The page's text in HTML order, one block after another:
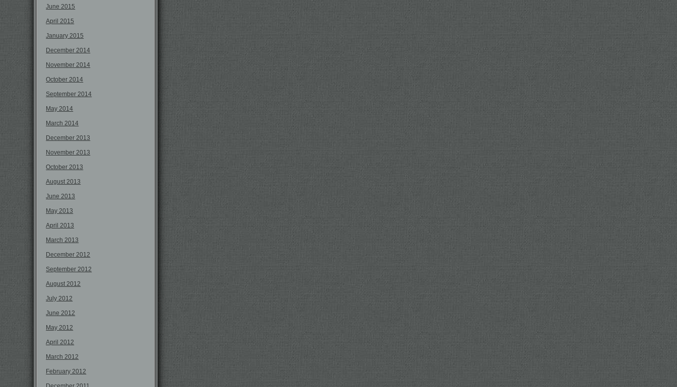
June 2015
April 2015
January 2015
December 2014
November 2014
October 2014
September 2014
May 2014
March 2014
December 2013
November 2013
October 2013
August 2013
June 2013
May 2013
April 2013
March 2013
December 2012
September 2012
August 2012
July 2012
June 2012
May 2012
April 2012
March 2012
February 2012